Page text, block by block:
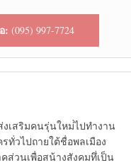
: (095) 997-7724
เสริมคนรุ่นใหม่่ไปทำงาน
ทั่วไปถายใต้ชื่อพลเมือง
ส่วนเพื่อสน้างสังคมทึ่เป็น